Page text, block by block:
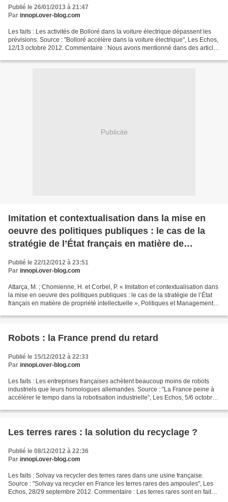
Publié le 26/01/2013 à 21:47
Par innopi.over-blog.com
Les faits : Les activités de Bolloré dans la voiture électrique dépassent les
prévisions. Source : "Bolloré accélère dans la voiture électrique", Les Echos,
12/13 octobre 2012. Commentaire : Nous avons mentionné dans des articles
Publicité
Imitation et contextualisation dans la mise en
oeuvre des politiques publiques : le cas de la
stratégie de l’État français en matière de
propriété intellectuelle
Publié le 22/12/2012 à 23:51
Par innopi.over-blog.com
Attarça, M. ; Chomienne, H. et Corbel, P. « Imitation et contextualisation dans
la mise en oeuvre des politiques publiques : le cas de la stratégie de l’État
français en matière de propriété intellectuelle », Politiques et Management
Robots : la France prend du retard
Publié le 15/12/2012 à 22:33
Par innopi.over-blog.com
Les faits : Les entreprises françaises achètent beaucoup moins de robots
industriels que leurs homologues allemandes. Source : "La France peine à
accélérer le tempo dans la robotisation industrielle", Les Echos, 5/6 octobre
Les terres rares : la solution du recyclage ?
Publié le 08/12/2012 à 22:36
Par innopi.over-blog.com
Les faits : Solvay va recycler des terres rares dans une usine française.
Source : "Solvay va recycler en France les terres rares des ampoules", Les
Echos, 28/29 septembre 2012. Commentaire : Les terres rares sont en fait